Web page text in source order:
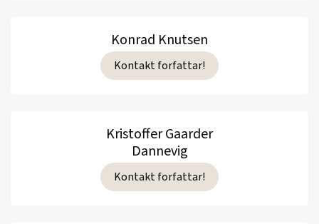
Konrad Knutsen
Kontakt forfattar!
Kristoffer Gaarder
Dannevig
Kontakt forfattar!